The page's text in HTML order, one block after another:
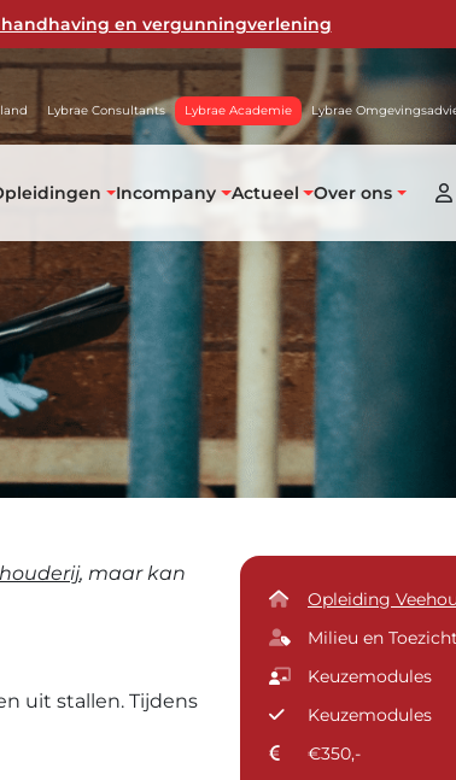
en vergunningverlening
Lybrae Consultants Lybrae Academie Lybrae
Incompany Actueel Over ons
, maar kan
uit stallen. Tijdens
Opleiding
Milieu en
Keuzemodules
Keuzemodules
€350,-